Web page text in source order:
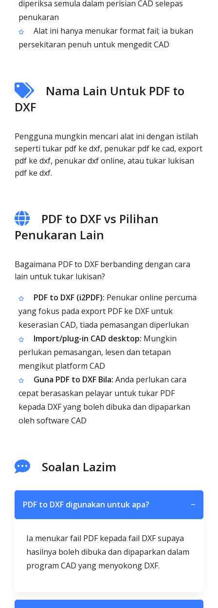
diperiksa semula dalam perisian CAD selepas
penukaran
Alat ini hanya menukar format fail; ia bukan
persekitaran penuh untuk mengedit CAD
Nama Lain Untuk PDF to
DXF
Pengguna mungkin mencari alat ini dengan istilah
seperti tukar pdf ke dxf, penukar pdf ke cad, export
pdf ke dxf, penukar dxf online, atau tukar lukisan
pdf ke dxf.
PDF to DXF vs Pilihan
Penukaran Lain
Bagaimana PDF to DXF berbanding dengan cara
lain untuk tukar lukisan?
PDF to DXF (i2PDF): Penukar online percuma
yang fokus pada export PDF ke DXF untuk
keserasian CAD, tiada pemasangan diperlukan
Import/plug-in CAD desktop: Mungkin
perlukan pemasangan, lesen dan tetapan
mengikut platform CAD
Guna PDF to DXF Bila: Anda perlukan cara
cepat berasaskan pelayar untuk tukar PDF
kepada DXF yang boleh dibuka dan dipaparkan
oleh software CAD
Soalan Lazim
PDF to DXF digunakan untuk apa? −
Ia menukar fail PDF kepada fail DXF supaya
hasilnya boleh dibuka dan dipaparkan dalam
program CAD yang menyokong DXF.